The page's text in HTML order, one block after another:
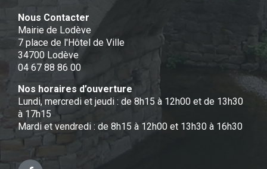
Nous Contacter
Mairie de Lodève
7 place de l'Hôtel de Ville
34700 Lodève
04 67 88 86 00
Nos horaires d’ouverture
Lundi, mercredi et jeudi : de 8h15 à 12h00 et de 13h30
à 17h15
Mardi et vendredi : de 8h15 à 12h00 et 13h30 à 16h30